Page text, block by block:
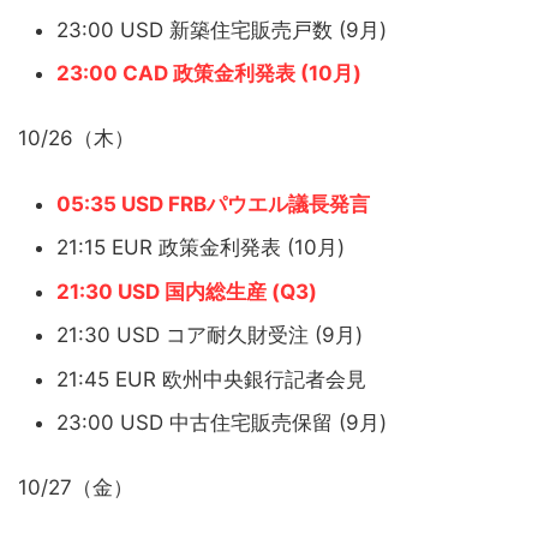
23:00 USD 新築住宅販売戸数 (9月)
23:00 CAD 政策金利発表 (10月)
10/26（木）
05:35 USD FRBパウエル議長発言
21:15 EUR 政策金利発表 (10月)
21:30 USD 国内総生産 (Q3)
21:30 USD コア耐久財受注 (9月)
21:45 EUR 欧州中央銀行記者会見
23:00 USD 中古住宅販売保留 (9月)
10/27（金）